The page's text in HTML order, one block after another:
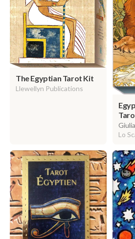
The Egyptian Tarot Kit
Llewellyn Publications
Lo